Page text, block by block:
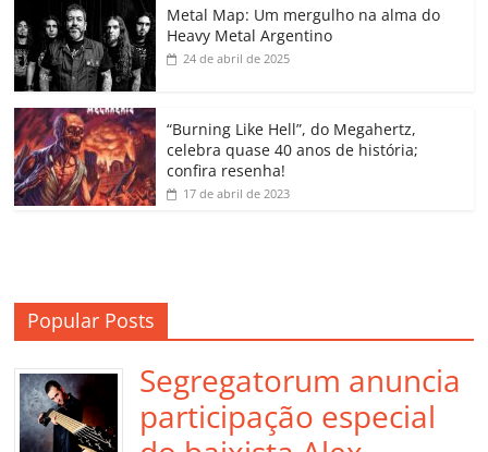
o
k
p a
ss
o
m
k h
Metal Map: Um mergulho na alma do
Heavy Metal Argentino
24 de abril de 2025
“Burning Like Hell”, do Megahertz,
celebra quase 40 anos de história;
confira resenha!
17 de abril de 2023
Popular Posts
Segregatorum anuncia
participação especial